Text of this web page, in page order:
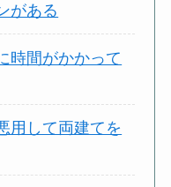
がある
時間がかかって
用して両建てを